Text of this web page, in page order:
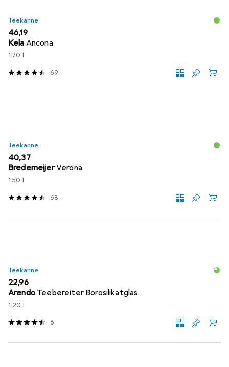
Teekanne
EUR
46,19
Kela Ancona
1.70 l
69
Teekanne
EUR
40,37
BredemeijerVerona
1.50 l
68
Teekanne
EUR
22,96
Arendo Teebereiter Borosilikatglas
1.20 l
6